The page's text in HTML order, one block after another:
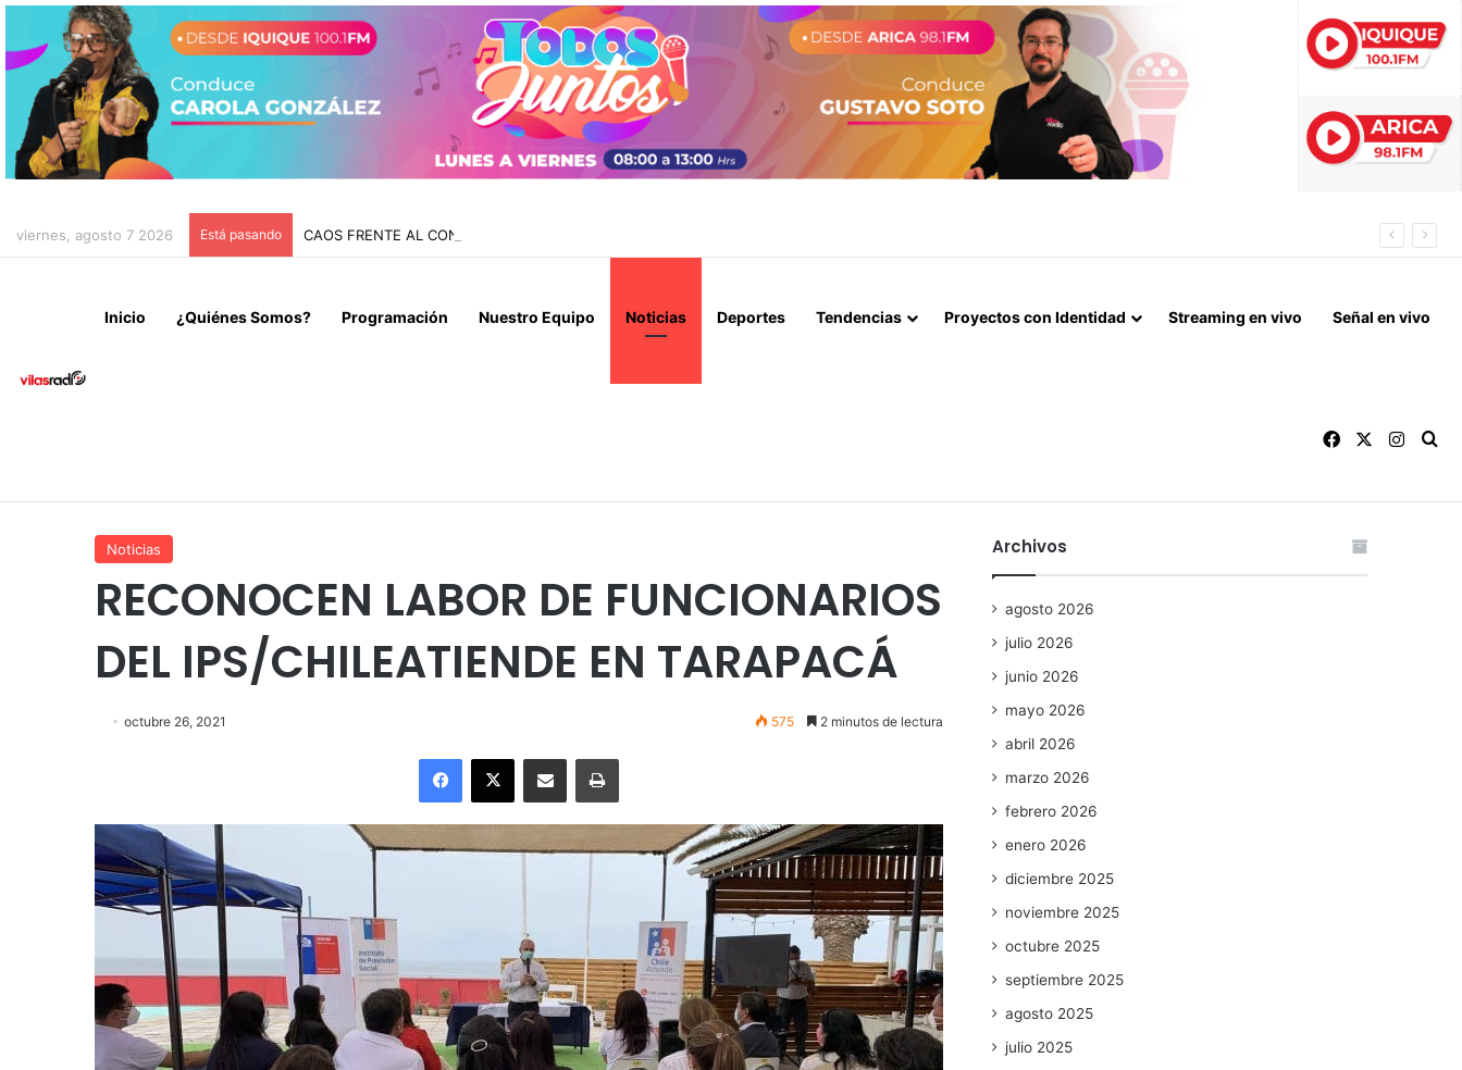
viernes, agosto 7 2026 Está pasando CAOS FRENTE AL CONGRESO ARGENTINO: INCIDENTES, GASES Y MÁS DE DIEZ DETENIDOS EN MARCHA CONTRA REFORMAS DE MILEI
Inicio ¿Quiénes Somos? Programación Nuestro Equipo Noticias Deportes Tendencias Proyectos con Identidad Streaming en vivo Señal en vivo
Facebook
Noticias
RECONOCEN LABOR DE FUNCIONARIOS
DEL IPS/CHILEATIENDE EN TARAPACÁ
octubre 26, 2021 575 2 minutos de lectura
Facebook
X Enviar vía email Imprimir
Archivos
agosto 2026
julio 2026
junio 2026
mayo 2026
abril 2026
marzo 2026
febrero 2026
enero 2026
diciembre 2025
noviembre 2025
octubre 2025
septiembre 2025
agosto 2025
julio 2025